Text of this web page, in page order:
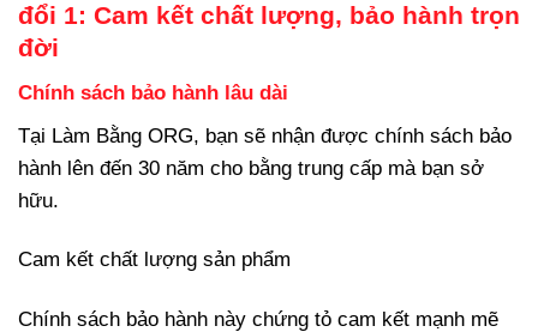
đổi 1: Cam kết chất lượng, bảo hành trọn
đời
Chính sách bảo hành lâu dài
Tại Làm Bằng ORG, bạn sẽ nhận được chính sách bảo
hành lên đến 30 năm cho bằng trung cấp mà bạn sở
hữu.
Cam kết chất lượng sản phẩm
Chính sách bảo hành này chứng tỏ cam kết mạnh mẽ